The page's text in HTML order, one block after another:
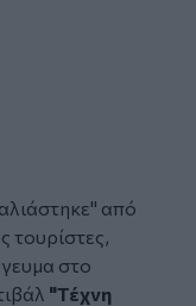
από
τουρίστες,
στο
"Τέχνη